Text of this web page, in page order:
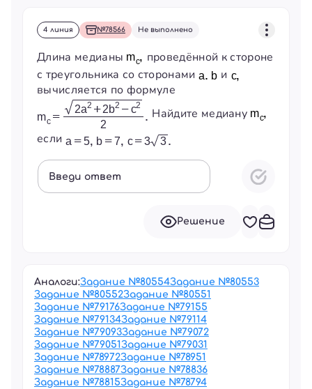
4 линия №78566 Не выполнено
Длина медианы
проведённой к стороне
с треугольника со сторонами
и
вычисляется по формуле
Найдите медиану
если
Введи ответ
Решение
Аналоги:Задание №80554Задание №80553
Задание №80552Задание №80551
Задание №79176Задание №79155
Задание №79134Задание №79114
Задание №79093Задание №79072
Задание №79051 Задание №79031
Задание №78972Задание №78951
Задание №78887Задание №78836
Задание №78815Задание №78794